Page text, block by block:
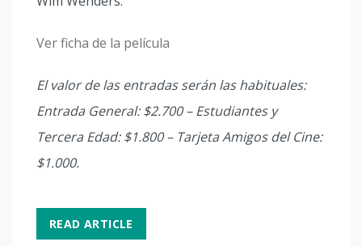
Ver ficha de la película
El valor de las entradas serán las habituales:
Entrada General: $2.700 – Estudiantes y
Tercera Edad: $1.800 – Tarjeta Amigos del Cine:
$1.000.
READ ARTICLE